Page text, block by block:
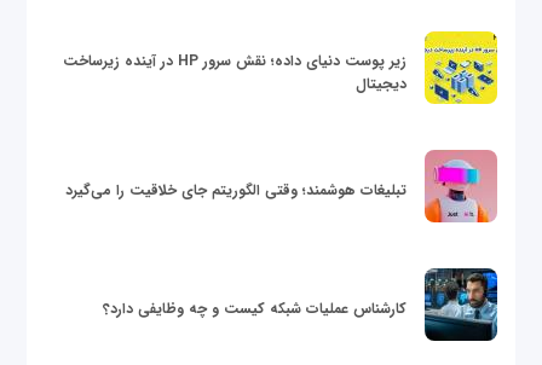
زیر پوست دنیای داده؛ نقش سرور HP در آینده زیرساخت
دیجیتال
تبلیغات هوشمند؛ وقتی الگوریتم جای خلاقیت را می‌گیرد
کارشناس عملیات شبکه کیست و چه وظایفی دارد؟